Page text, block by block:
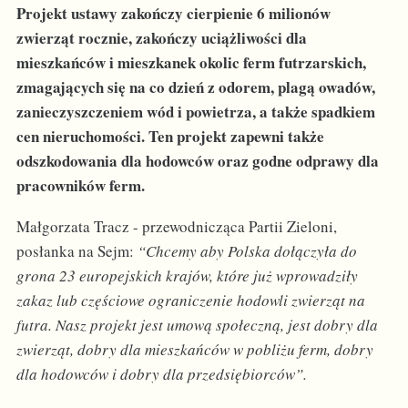
Projekt ustawy zakończy cierpienie 6 milionów
zwierząt rocznie, zakończy uciążliwości dla
mieszkańców i mieszkanek okolic ferm futrzarskich,
zmagających się na co dzień z odorem, plagą owadów,
zanieczyszczeniem wód i powietrza, a także spadkiem
cen nieruchomości. Ten projekt zapewni także
odszkodowania dla hodowców oraz godne odprawy dla
pracowników ferm.
Małgorzata Tracz - przewodnicząca Partii Zieloni,
posłanka na Sejm: “Chcemy aby Polska dołączyła do
grona 23 europejskich krajów, które już wprowadziły
zakaz lub częściowe ograniczenie hodowli zwierząt na
futra. Nasz projekt jest umową społeczną, jest dobry dla
zwierząt, dobry dla mieszkańców w pobliżu ferm, dobry
dla hodowców i dobry dla przedsiębiorców”.